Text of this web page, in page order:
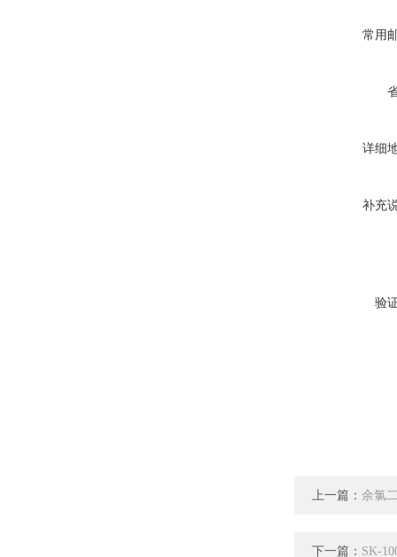
常用
详细
补充
验
上一篇： 余氯
下一篇： SK-